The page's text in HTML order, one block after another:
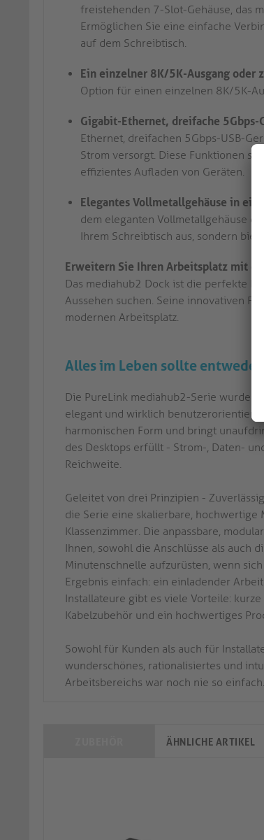
freistehenden 7-Slot-Gehäuse, das
Ermöglichen Sie eine einfache
auf dem Schreibtisch.
Ein einzelner 8K/5K-Ausgang oder
Option für einen einzelnen 8K/5K-
Gigabit-Ethernet, dreifache 5Gbps-
Ethernet, dreifachen 5Gbps-USB-
Strom versorgt. Diese Funktionen
effizientes Aufladen von Geräten.
Elegantes Vollmetallgehäuse in
dem eleganten Vollmetallgehäuse
Ihrem Schreibtisch aus, sondern
Erweitern Sie Ihren Arbeitsplatz mit
Das mediahub2 Dock ist die perfekte
Aussehen suchen. Seine innovativen
modernen Arbeitsplatz.
Alles im Leben sollte
Die PureLink mediahub2-Serie wurde
elegant und wirklich benutzerorientiert
harmonischen Form und bringt
des Desktops erfüllt - Strom-, Daten-
Reichweite.
Geleitet von drei Prinzipien -
die Serie eine skalierbare,
Klassenzimmer. Die anpassbare,
Ihnen, sowohl die Anschlüsse als auch
Minutenschnelle aufzurüsten, wenn
Ergebnis einfach: ein einladender
Installateure gibt es viele Vorteile:
Kabelzubehör und ein hochwertiges
Sowohl für Kunden als auch für
wunderschönes, rationalisiertes und
Arbeitsbereichs war noch nie so einfach.
ÄHNLICHE ARTIKEL